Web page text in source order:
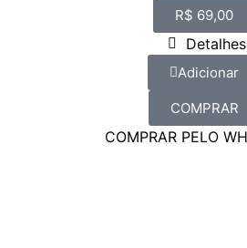
R$ 69,00
Detalhes
Adicionar
COMPRAR
COMPRAR PELO